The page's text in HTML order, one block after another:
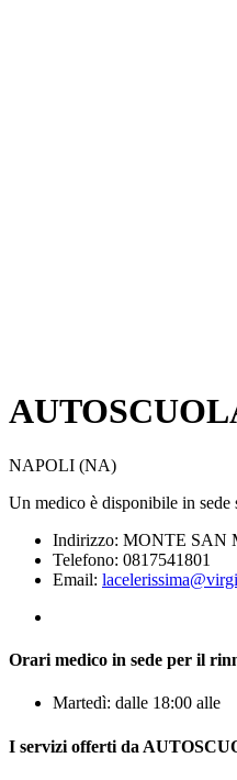
NAPOLI (NA)
Un medico è disponibile in sede
Indirizzo: MONTE SAN
Telefono: 0817541801
Email:
Orari medico in sede per il
Martedì: dalle 18:00 alle
I servizi offerti da